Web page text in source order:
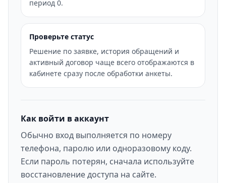
период 0.
Проверьте статус
Решение по заявке, история обращений и
активный договор чаще всего отображаются в
кабинете сразу после обработки анкеты.
Как войти в аккаунт
Обычно вход выполняется по номеру
телефона, паролю или одноразовому коду.
Если пароль потерян, сначала используйте
восстановление доступа на сайте.